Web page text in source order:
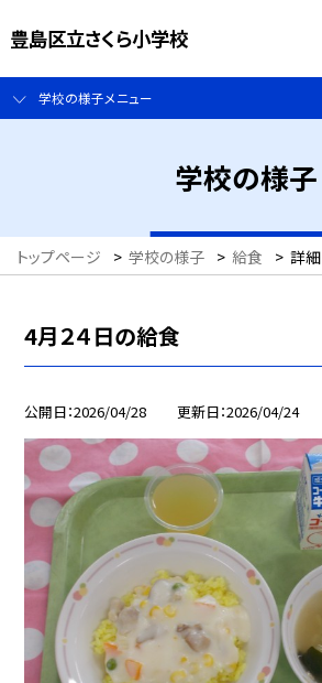
豊島区立さくら小学校
学校の様子メニュー
学校の様子
トップページ > 学校の様子 > 給食 > 詳細
4月２４日の給食
公開日 2026/04/28 更新日 2026/04/24